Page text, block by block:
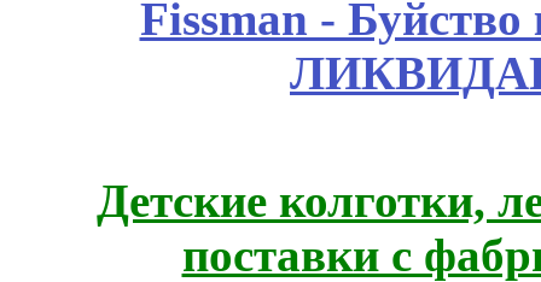
Fissmаn -
Детские колготки,
поставки с